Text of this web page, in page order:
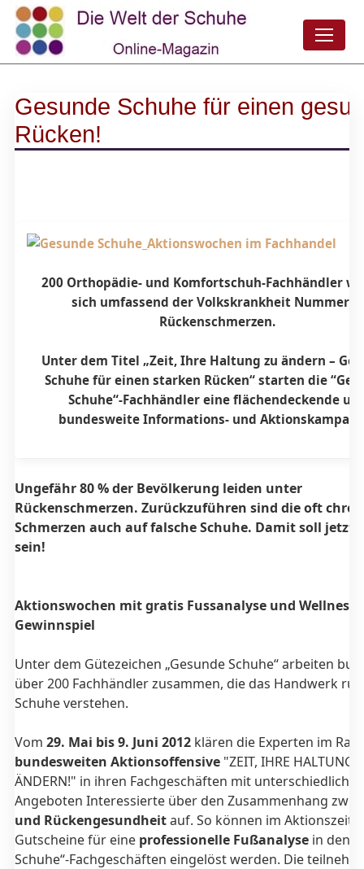
Gesunde Schuhe für einen
Rücken!
200 Orthopädie- und Komfortschuh-Fachhändler
sich umfassend der Volkskrankheit Nummer 1:
Rückenschmerzen.
Unter dem Titel „Zeit, Ihre Haltung zu ändern –
Schuhe für einen starken Rücken“ starten die
Schuhe“-Fachhändler eine flächendeckende
bundesweite Informations- und
Ungefähr 80 % der Bevölkerung leiden unter
Rückenschmerzen. Zurückzuführen sind die oft
Schmerzen auch auf falsche Schuhe. Damit soll jetzt
sein!
Aktionswochen mit gratis Fussanalyse und Wellness-
Gewinnspiel
Unter dem Gütezeichen „Gesunde Schuhe“ arbeiten
über 200 Fachhändler zusammen, die das Handwerk
Schuhe verstehen.
Vom 29. Mai bis 9. Juni 2012 klären die Experten im
bundesweiten Aktionsoffensive "ZEIT, IHRE HALTUNG
ÄNDERN!" in ihren Fachgeschäften mit unterschiedlichen
Angeboten Interessierte über den Zusammenhang
und Rückengesundheitauf. So können im
Gutscheine für eine professionelle Fußanalysein den
Schuhe“-Fachgeschäften eingelöst werden. Die